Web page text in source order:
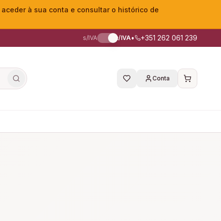
à sua conta e consultar o histórico de
s/IVA c/IVA• +351 262 061 239
Conta